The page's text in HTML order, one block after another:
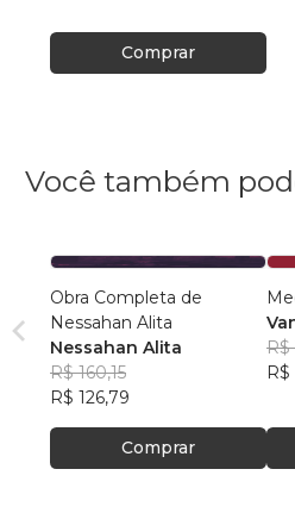
Comprar
Você também
Obra Completa de
Nessahan Alita
Nessahan Alita
R$ 160,15
R$ 126,79
Comprar
R$
R$